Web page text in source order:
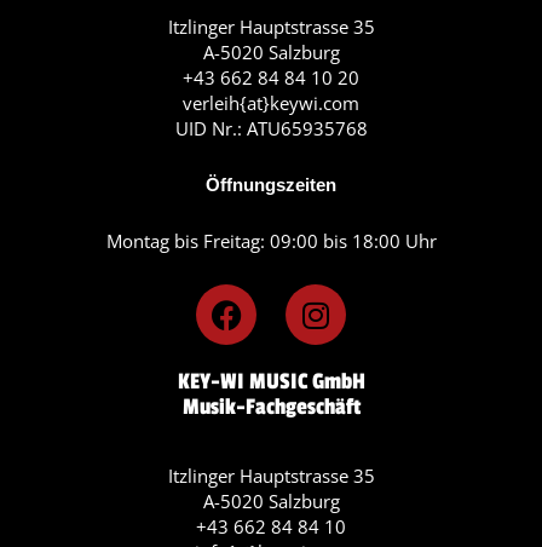
KEY-WI MUSIC GmbH
Musik-Fachgeschäft
Itzlinger Hauptstrasse 35
A-5020 Salzburg
+43 662 84 84 10
F
a
c
e
b
o
k
I
n
s
t
a
r
a
Itzlinger Hauptstrasse 35
A-5020 Salzburg
+43 662 84 84 10 20
verleih{at}keywi.com
UID Nr.: ATU65935768
Öffnungszeiten
Montag bis Freitag: 09:00 bis 18:00 Uhr